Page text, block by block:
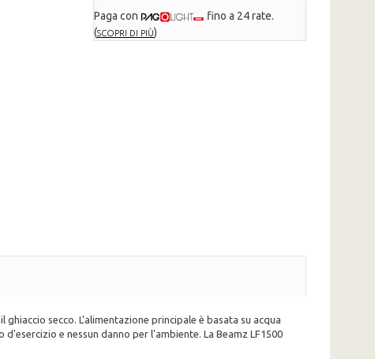
Paga con
fino a 24 rate.
(SCOPRI DI PIÙ)
secco. L'alimentazione principale è basata su acqua
e nessun danno per l'ambiente. La Beamz LF1500